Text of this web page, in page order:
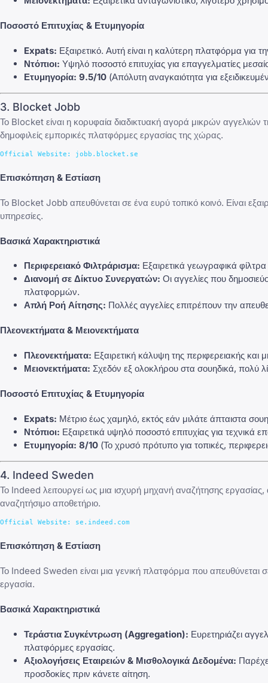
Ποσοστό Επιτυχίας & Ετυμηγορία
Expats: Εξαιρετικό. Αυτή είναι η καλύτερη πλατφόρμα
Ντόπιοι: Υψηλό ποσοστό επιτυχίας για επαγγελματίες
Ετυμηγορία: 9.5/10 (Απόλυτη αναγκαιότητα για
3. Blocket Jobb
Το Blocket είναι η κορυφαία διαδικτυακή αγορά μικρών
δημοφιλείς εμπορικές πλατφόρμες εργασίας της χώρας.
Επισκόπηση & Εστίαση
Το Blocket Jobb απευθύνεται σε ένα ευρύ τοπικό κοινό. Είναι
υπηρεσίες.
Βασικά Χαρακτηριστικά
Περιφερειακό Φιλτράρισμα: Εξαιρετικά γεωγραφικά
Διανομή σε Δίκτυο Συνεργατών: Οι αγγελίες που
πλατφορμών.
Απλή Ροή Αίτησης: Πολλές αγγελίες επιτρέπουν την
Πλεονεκτήματα & Μειονεκτήματα
Πλεονεκτήματα: Εξαιρετική κάλυψη της περιφερειακής και
Μειονεκτήματα: Σχεδόν εξ ολοκλήρου στα σουηδικά, πολύ
Ποσοστό Επιτυχίας & Ετυμηγορία
Expats: Μέτριο έως χαμηλό, εκτός εάν μιλάτε άπταιστα
Ντόπιοι: Εξαιρετικά υψηλό ποσοστό επιτυχίας για τεχνικά
Ετυμηγορία: 8/10 (Το χρυσό πρότυπο για τοπικές,
4. Indeed Sweden
Το Indeed λειτουργεί ως μια ισχυρή μηχανή αναζήτησης
αναζητήσιμο αποθετήριο.
Επισκόπηση & Εστίαση
Το Indeed Sweden είναι μια γενική πλατφόρμα που απευθύνεται
εργασία.
Βασικά Χαρακτηριστικά
Τεράστια Συγκέντρωση (Aggregation): Ευρετηριάζει
πλατφόρμες εργασίας.
Αξιολογήσεις Εταιρειών & Μισθολογικά Δεδομένα:
προσδοκίες πριν κάνετε αίτηση.